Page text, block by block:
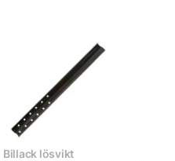
Billack lösvikt